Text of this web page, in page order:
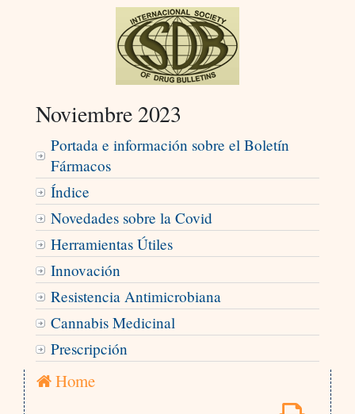
Noviembre 2023
Portada e información sobre el Boletín
Fármacos
Índice
Novedades sobre la Covid
Herramientas Útiles
Innovación
Resistencia Antimicrobiana
Cannabis Medicinal
Prescripción
Home